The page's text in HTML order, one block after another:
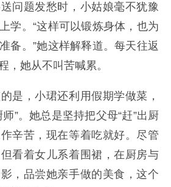
问题发愁时，小姑娘毫不犹豫
学。“这样可以锻炼身体，也为
备。”她这样解释道。每天往返
，她从不叫苦喊累。
是，小珺还利用假期学做菜，
”。她总是坚持把父母“赶”出厨
辛苦，现在等着吃就好。尽管
看着女儿系着围裙，在厨房与
，品尝她亲手做的美食，这个